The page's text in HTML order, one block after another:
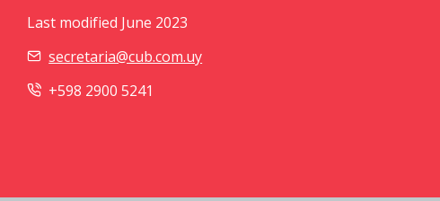
Last modified June 2023
secretaria@cub.com.uy
+598 2900 5241